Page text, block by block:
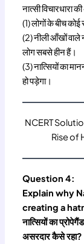
नात्सी विचारधारा
(1) लोगों के बीच
(2) नीली आँखों वाले
लोग सबसे हीन हैं।
(3) नात्सियों का
हो पड़ेगा।
NCERT
Rise of
Question 4:
Explain why
creating a
नात्सियों का
असरदार कैसे रहा?